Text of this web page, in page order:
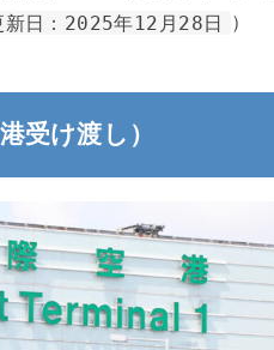
新日：2025年12月28日 ）
受け渡し）